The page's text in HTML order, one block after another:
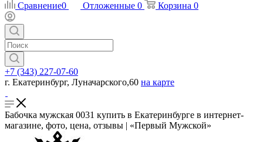
Сравнение0 Отложенные 0 Корзина 0
+7 (343) 227-07-60
г. Екатеринбург, Луначарского,60 на карте
Бабочка мужская 0031 купить в Екатеринбурге в интернет-
магазине, фото, цена, отзывы | «Первый Мужской»